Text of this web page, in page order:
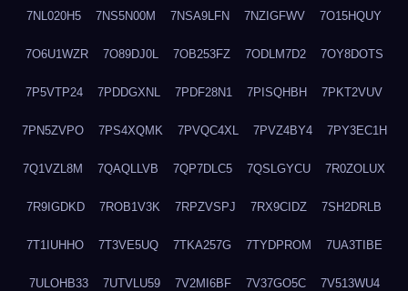
7NL020H5 7NS5N00M 7NSA9LFN 7NZIGFWV 7O15HQUY
7O6U1WZR 7O89DJ0L 7OB253FZ 7ODLM7D2 7OY8DOTS
7P5VTP24 7PDDGXNL 7PDF28N1 7PISQHBH 7PKT2VUV
7PN5ZVPO 7PS4XQMK 7PVQC4XL 7PVZ4BY4 7PY3EC1H
7Q1VZL8M 7QAQLLVB 7QP7DLC5 7QSLGYCU 7R0ZOLUX
7R9IGDKD 7ROB1V3K 7RPZVSPJ 7RX9CIDZ 7SH2DRLB
7T1IUHHO 7T3VE5UQ 7TKA257G 7TYDPROM 7UA3TIBE
7ULOHB33 7UTVLU59 7V2MI6BF 7V37GO5C 7V513WU4